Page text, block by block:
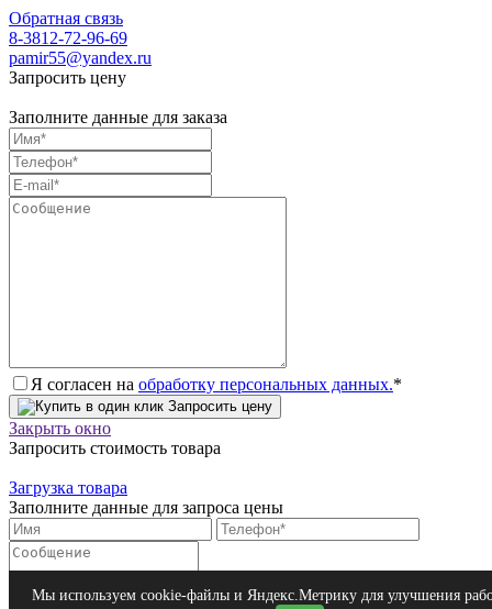
Обратная связь
8-3812-72-96-69
pamir55@yandex.ru
Запросить цену
Заполните данные для заказа
Я согласен на обработку персональных данных.*
Запросить цену
Закрыть окно
Запросить стоимость товара
Загрузка товара
Заполните данные для запроса цены
Я согласен на обработку персональных данных.*
Мы используем cookie-файлы и Яндекс.Метрику для улучшения